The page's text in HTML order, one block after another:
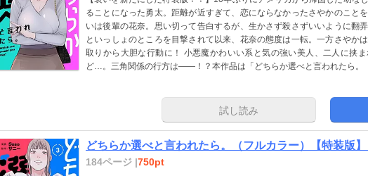
ることになった勇太。距離が近すぎて、恋にならなかったさやかのこと
いは後輩の花奈。思い切って告白するが、生かさず殺さずいいように翻
といっしょのところを目撃されて以来、花奈の態度は一転。一方さやか
取りから大胆な行動に！ 小悪魔かわいい系と気の強い美人、二人に挟
ど…。三角関係の行方は――！？本作品は「どちらか選べと言われたら。
試し読み
どちらか選べと言われたら。（フルカラー）【特装版
184ページ |750pt